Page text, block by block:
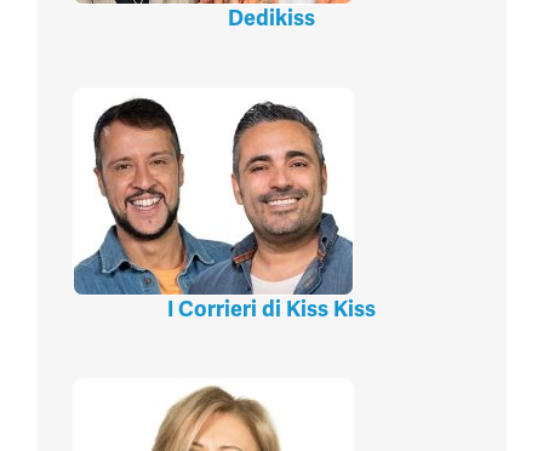
Dedikiss
I Corrieri di Kiss Kiss